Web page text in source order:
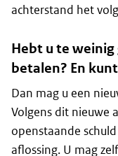
achterstand het
Hebt u te
betalen? En
Dan mag u een
Volgens dit nieuwe
openstaande
aflossing. U mag